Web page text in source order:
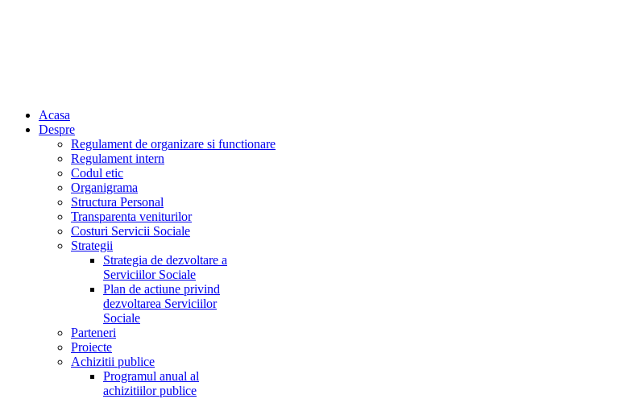
Acasa
Despre
Regulament de organizare si functionare
Regulament intern
Codul etic
Organigrama
Structura Personal
Transparenta veniturilor
Costuri Servicii Sociale
Strategii
Strategia de dezvoltare a
Serviciilor Sociale
Plan de actiune privind
dezvoltarea Serviciilor
Sociale
Parteneri
Proiecte
Achizitii publice
Programul anual al
achizitiilor publice